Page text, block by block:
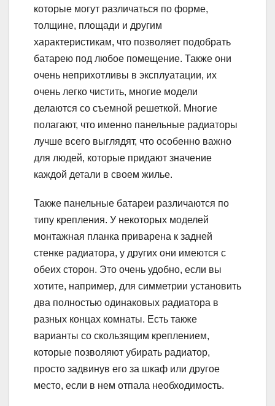
которые могут различаться по форме,
толщине, площади и другим
характеристикам, что позволяет подобрать
батарею под любое помещение. Также они
очень неприхотливы в эксплуатации, их
очень легко чистить, многие модели
делаются со съемной решеткой. Многие
полагают, что именно панельные радиаторы
лучше всего выглядят, что особенно важно
для людей, которые придают значение
каждой детали в своем жилье.
Также панельные батареи различаются по
типу крепления. У некоторых моделей
монтажная планка приварена к задней
стенке радиатора, у других они имеются с
обеих сторон. Это очень удобно, если вы
хотите, например, для симметрии установить
два полностью одинаковых радиатора в
разных концах комнаты. Есть также
варианты со скользящим креплением,
которые позволяют убирать радиатор,
просто задвинув его за шкаф или другое
место, если в нем отпала необходимость.